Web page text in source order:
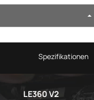
Spezifikationen
LE360 V2